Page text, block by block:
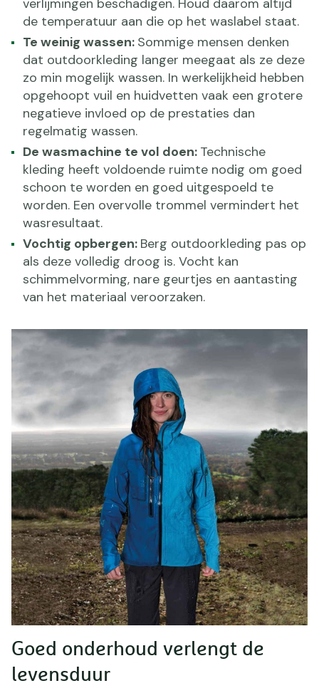
verlijmingen beschadigen. Houd daarom altijd
de temperatuur aan die op het waslabel staat.
Te weinig wassen: Sommige mensen denken
dat outdoorkleding langer meegaat als ze deze
zo min mogelijk wassen. In werkelijkheid hebben
opgehoopt vuil en huidvetten vaak een grotere
negatieve invloed op de prestaties dan
regelmatig wassen.
De wasmachine te vol doen: Technische
kleding heeft voldoende ruimte nodig om goed
schoon te worden en goed uitgespoeld te
worden. Een overvolle trommel vermindert het
wasresultaat.
Vochtig opbergen: Berg outdoorkleding pas op
als deze volledig droog is. Vocht kan
schimmelvorming, nare geurtjes en aantasting
van het materiaal veroorzaken.
Goed onderhoud verlengt de
levensduur